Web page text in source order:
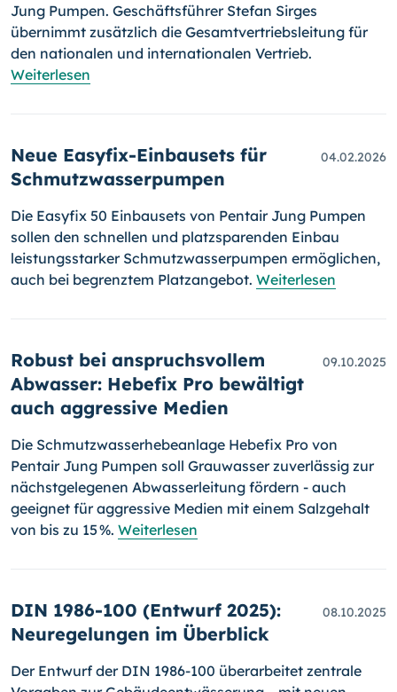
Jung Pumpen. Geschäftsführer Stefan Sirges
übernimmt zusätzlich die Gesamtvertriebsleitung für
den nationalen und internationalen Vertrieb.
Weiterlesen
Neue Easyfix-Einbausets für
Schmutzwasserpumpen
04.02.2026
Die Easyfix 50 Einbausets von Pentair Jung Pumpen
sollen den schnellen und platzsparenden Einbau
leistungsstarker Schmutzwasserpumpen ermöglichen,
auch bei begrenztem Platzangebot. Weiterlesen
Robust bei anspruchsvollem
Abwasser: Hebefix Pro bewältigt
auch aggressive Medien
09.10.2025
Die Schmutzwasserhebeanlage Hebefix Pro von
Pentair Jung Pumpen soll Grauwasser zuverlässig zur
nächstgelegenen Abwasserleitung fördern - auch
geeignet für aggressive Medien mit einem Salzgehalt
von bis zu 15 %. Weiterlesen
DIN 1986-100 (Entwurf 2025):
Neuregelungen im Überblick
08.10.2025
Der Entwurf der DIN 1986-100 überarbeitet zentrale